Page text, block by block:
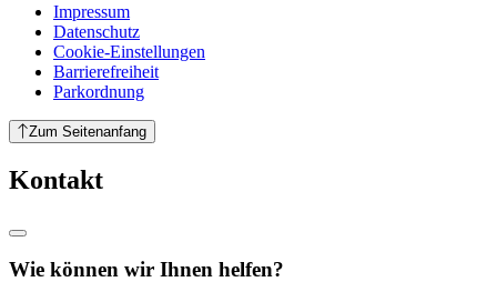
Impressum
Datenschutz
Cookie-Einstellungen
Barrierefreiheit
Parkordnung
Zum Seitenanfang
Kontakt
Wie können wir Ihnen helfen?